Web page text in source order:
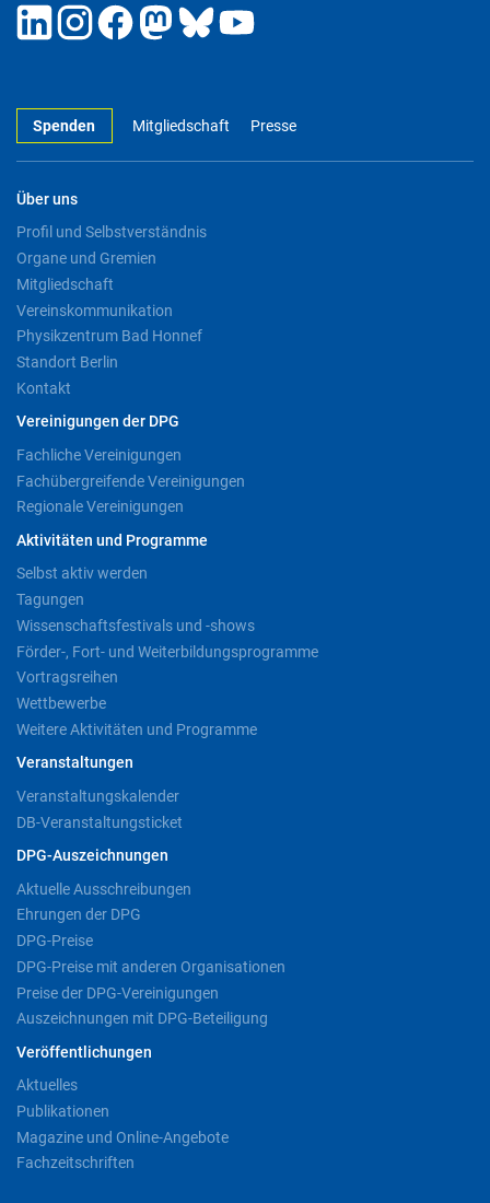
Spenden Mitgliedschaft Presse
Über uns
Profil und Selbstverständnis
Organe und Gremien
Mitgliedschaft
Vereinskommunikation
Physikzentrum Bad Honnef
Standort Berlin
Kontakt
Vereinigungen der DPG
Fachliche Vereinigungen
Fachübergreifende Vereinigungen
Regionale Vereinigungen
Aktivitäten und Programme
Selbst aktiv werden
Tagungen
Wissenschaftsfestivals und -shows
Förder-, Fort- und Weiterbildungsprogramme
Vortragsreihen
Wettbewerbe
Weitere Aktivitäten und Programme
Veranstaltungen
Veranstaltungskalender
DB-Veranstaltungsticket
DPG-Auszeichnungen
Aktuelle Ausschreibungen
Ehrungen der DPG
DPG-Preise
DPG-Preise mit anderen Organisationen
Preise der DPG-Vereinigungen
Auszeichnungen mit DPG-Beteiligung
Veröffentlichungen
Aktuelles
Publikationen
Magazine und Online-Angebote
Fachzeitschriften